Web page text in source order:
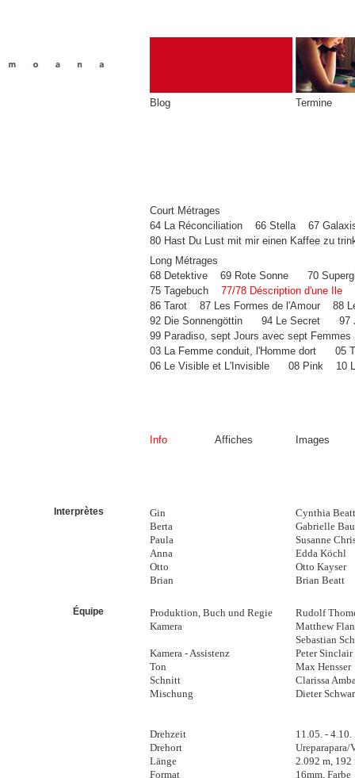
Blog Termine
Court Métrages
64 La Réconciliation
66 Stella
67
80 Hast Du Lust mit mir einen Kaffee zu
Long Métrages
68 Detektive
69 Rote Sonne
70
75 Tagebuch
77/78 Déscription d'une Ile
86 Tarot
87 Les Formes de l'Amour
88
92 Die Sonnengöttin
94 Le Secret
97
99 Paradiso, sept Jours avec sept Femmes
03 La Femme conduit, l'Homme dort
05
06 Le Visible et L'Invisible
08 Pink 10
Info Affiches Images
Interprètes
Gin
Berta
Paula
Anna
Otto
Brian
Cynthia Beatt
Gabrielle
Susanne
Edda Köchl
Otto Kayser
Brian Beatt
Équipe
Produktion, Buch und Regie
Kamera
Kamera - Assistenz
Ton
Schnitt
Mischung
Drehzeit
Drehort
Länge
Format
Rudolf
Matthew
Sebastian
Peter Sinclair
Max Hensser
Clarissa
Dieter
11.05. - 4.10.
Ureparapara/
2.092 m, 192
16mm, Farbe